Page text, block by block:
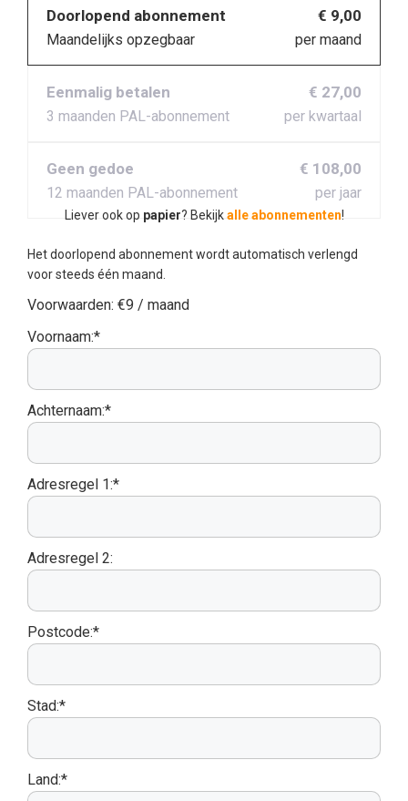
Doorlopend abonnement
Maandelijks opzegbaar
€ 9,00
per maand
Eenmalig betalen
3 maanden PAL-abonnement
€ 27,00
per kwartaal
Geen gedoe
12 maanden PAL-abonnement
€ 108,00
per jaar
Liever ook op papier? Bekijkalle abonnementen!
Het doorlopend abonnement wordt automatisch verlengd
voor steeds één maand.
Voorwaarden: €9 / maand
Voornaam:*
Achternaam:*
Adresregel 1:*
Adresregel 2:
Postcode:*
Stad:*
Land:*